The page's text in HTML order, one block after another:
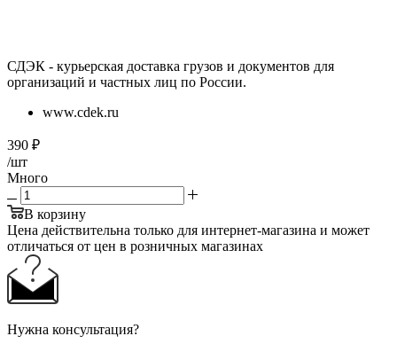
СДЭК - курьерская доставка грузов и документов для
организаций и частных лиц по России.
www.cdek.ru
390 ₽
/шт
Много
В корзину
Цена действительна только для интернет-магазина и может
отличаться от цен в розничных магазинах
Нужна консультация?